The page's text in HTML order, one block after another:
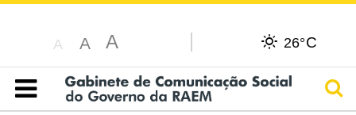
A A A 26°C
Índice